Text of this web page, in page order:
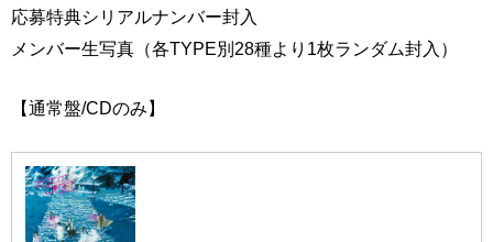
応募特典シリアルナンバー封入
メンバー生写真（各TYPE別28種より1枚ランダム封入）
【通常盤/CDのみ】